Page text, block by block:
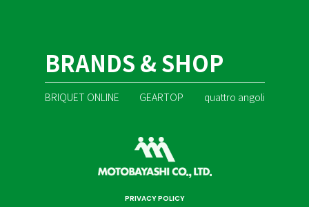
BRANDS & SHOP
BRIQUET ONLINE GEARTOP quattro angoli
PRIVACY POLICY